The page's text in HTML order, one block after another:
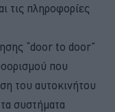
τις πληροφορίες
“door to door”
που
του αυτοκινήτου
συστήματα